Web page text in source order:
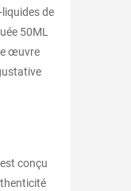
liquides de
50ML
œuvre
conçu